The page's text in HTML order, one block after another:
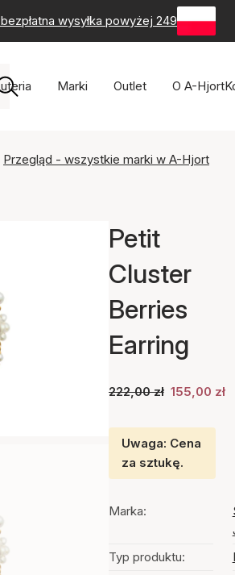
wysyłka powyżej 249 zł -
Marki Outlet O A-Hjort
Przegląd - wszystkie marki w A-Hjort
Petit
Cluster
Berries
Earring
222,00 zł 155,00 zł
Uwaga: Cena
za sztukę.
Marka:
Typ produktu: